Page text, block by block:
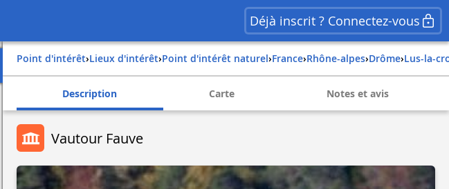
Déjà inscrit ? Connectez-vous
Point d'intérêt› Lieux d'intérêt› Point d'intérêt naturel› france› rhône-alpes› drôme› lus-la-
Description Carte Notes et avis
Vautour Fauve